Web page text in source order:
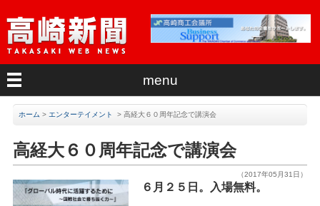
menu
ホーム > エンターテイメント >高経大６０周年記念で講演会
高経大６０周年記念で講演会
（2017年05月31日）
６月２５日。入場無料。